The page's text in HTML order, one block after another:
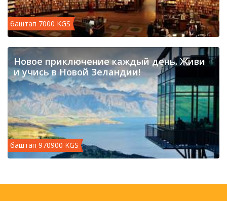
баштап 7000 KGS
Новое приключение каждый день. Живи
и учись в Новой Зеландии!
баштап 970900 KGS